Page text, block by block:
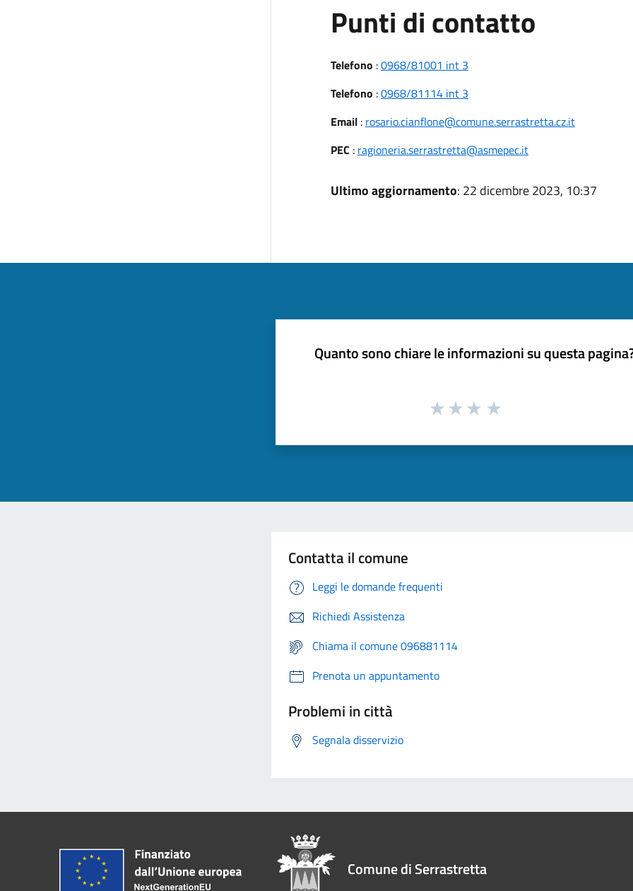
Punti di contatto
Telefono :0968/81001 int 3
Telefono :0968/81114 int 3
Email: rosario.cianflone@comune.serrastretta.cz.it
PEC : ragioneria.serrastretta@asmepec.it
Ultimo aggiornamento: 22 dicembre 2023, 10:37
Quanto sono chiare le informazioni su questa
Contatta il comune
Leggi le domande frequenti
Richiedi Assistenza
Chiama il comune 096881114
Prenota un appuntamento
Problemi in città
Segnala disservizio
Comune di Serrastretta